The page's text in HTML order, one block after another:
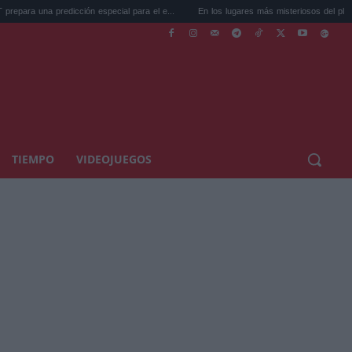
especial para el e... En los lugares más misteriosos del planeta: Stoneh...
TIEMPO VIDEOJUEGOS